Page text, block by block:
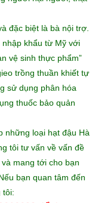
đặc biệt là bà nội trợ.
khẩu từ Mỹ với
vệ sinh thực phẩm”
trồng thuần khiết tự
sử dụng phân hóa
thuốc bảo quản
những loại hạt đậu Hà
tôi tư vấn về vấn đề
mang tới cho bạn
bạn quan tâm đến
tôi: